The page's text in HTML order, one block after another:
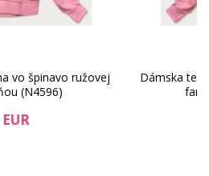
vo špinavo ružovej
(N4596)
Dámska